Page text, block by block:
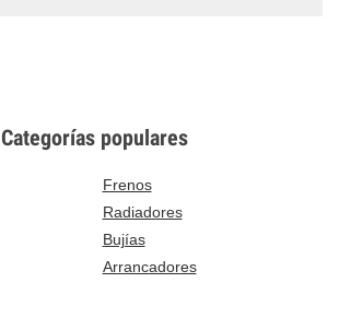
Categorías populares
Frenos
Radiadores
Bujías
Arrancadores